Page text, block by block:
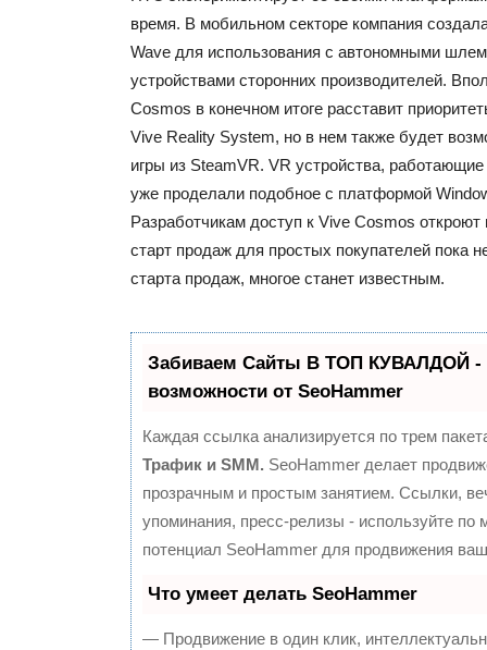
время. В мобильном секторе компания
Wave для использования с автономными
устройствами сторонних производителей.
Cosmos в конечном итоге расставит
Vive Reality System, но в нем также будет
игры из SteamVR. VR устройства,
уже проделали подобное с платформой
Разработчикам доступ к Vive Cosmos откроют
старт продаж для простых покупателей пока
старта продаж, многое станет известным.
Забиваем Сайты В ТОП КУВАЛДОЙ -
возможности от SeoHammer
Каждая ссылка анализируется по трем
Трафик и SMM. SeoHammer делает
прозрачным и простым занятием. Ссылки,
упоминания, пресс-релизы - используйте по
потенциал SeoHammer для продвижения
Что умеет делать SeoHammer
— Продвижение в один клик,